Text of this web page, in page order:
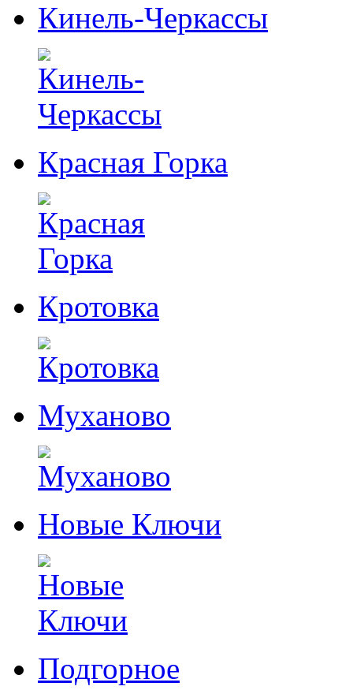
Кинель-Черкассы
Красная Горка
Кротовка
Муханово
Новые Ключи
Подгорное